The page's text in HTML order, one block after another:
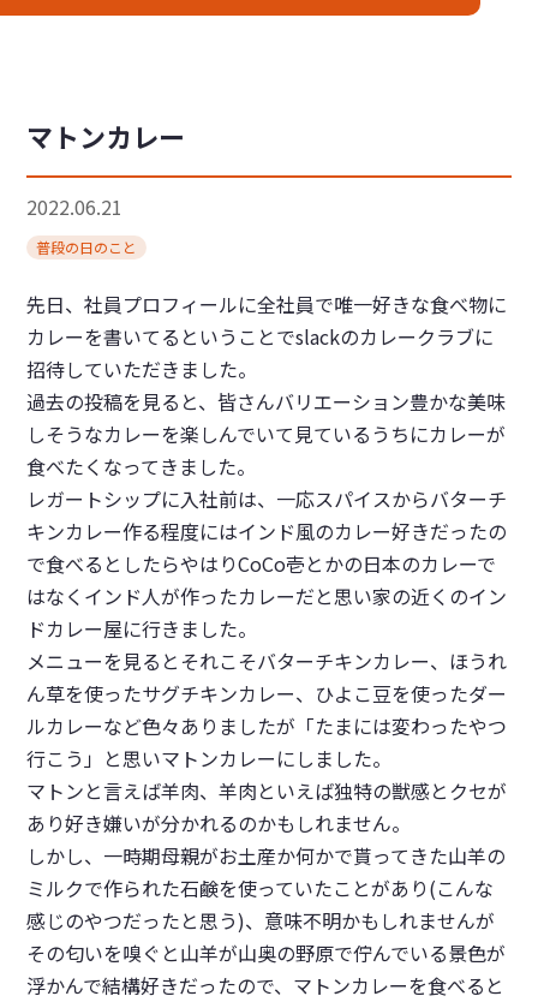
マトンカレー
2022.06.21
普段の日のこと
先日、社員プロフィールに全社員で唯一好きな食べ物に
カレーを書いてるということでslackのカレークラブに
招待していただきました。
過去の投稿を見ると、皆さんバリエーション豊かな美味
しそうなカレーを楽しんでいて見ているうちにカレーが
食べたくなってきました。
レガートシップに入社前は、一応スパイスからバターチ
キンカレー作る程度にはインド風のカレー好きだったの
で食べるとしたらやはりCoCo壱とかの日本のカレーで
はなくインド人が作ったカレーだと思い家の近くのイン
ドカレー屋に行きました。
メニューを見るとそれこそバターチキンカレー、ほうれ
ん草を使ったサグチキンカレー、ひよこ豆を使ったダー
ルカレーなど色々ありましたが「たまには変わったやつ
行こう」と思いマトンカレーにしました。
マトンと言えば羊肉、羊肉といえば独特の獣感とクセが
あり好き嫌いが分かれるのかもしれません。
しかし、一時期母親がお土産か何かで貰ってきた山羊の
ミルクで作られた石鹸を使っていたことがあり(こんな
感じのやつだったと思う)、意味不明かもしれませんが
その匂いを嗅ぐと山羊が山奥の野原で佇んでいる景色が
浮かんで結構好きだったので、マトンカレーを食べると